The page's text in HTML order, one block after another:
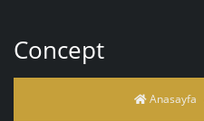
Concept
Anasayfa